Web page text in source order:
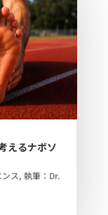
えるナボソ
ス, 執筆：Dr.